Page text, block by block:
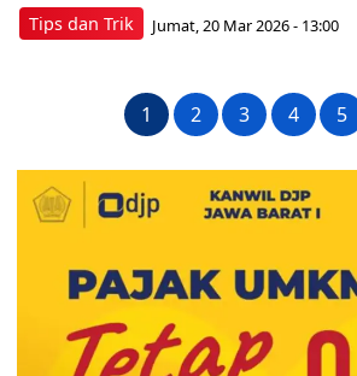
Tips dan Trik Jumat, 20 Mar 2026 - 13:00
1 2 3 4 5